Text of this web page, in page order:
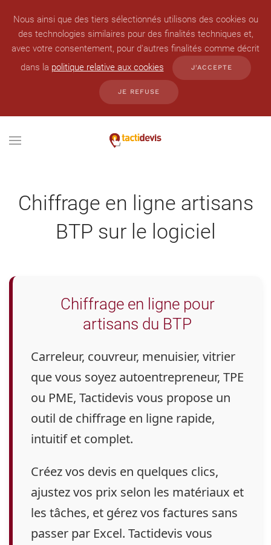
Nous ainsi que des tiers sélectionnés utilisons des cookies ou
des technologies similaires pour des finalités techniques et,
avec votre consentement, pour d'autres finalités comme décrit
dans la politique relative aux cookies J'ACCEPTE
JE REFUSE
Chiffrage en ligne artisans
BTP sur le logiciel
Chiffrage en ligne pour
artisans du BTP
Carreleur, couvreur, menuisier, vitrier
que vous soyez autoentrepreneur, TPE
ou PME, Tactidevis vous propose un
outil de chiffrage en ligne rapide,
intuitif et complet.
Créez vos devis en quelques clics,
ajustez vos prix selon les matériaux et
les tâches, et gérez vos factures sans
passer par Excel. Tactidevis vous